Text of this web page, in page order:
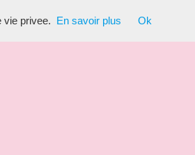
vie privee. En savoir plus Ok